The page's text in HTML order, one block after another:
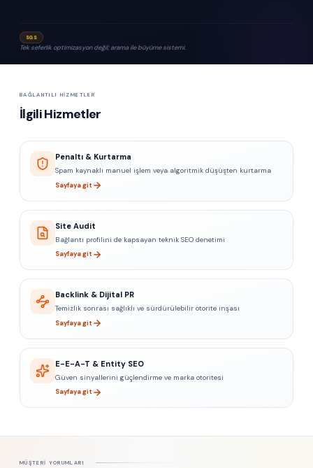
SGS
Tek seferlik optimizasyon değil; arama ile büyüme sistemi.
BAĞLANTILI HIZMETLER
İlgili Hizmetler
Penaltı & Kurtarma
Spam kaynaklı manuel işlem veya algoritmik düşüşten kurtarma
Sayfaya git
Site Audit
Bağlantı profilini de kapsayan teknik SEO denetimi
Sayfaya git
Backlink & Dijital PR
Temizlik sonrası sağlıklı ve sürdürülebilir otorite inşası
Sayfaya git
E-E-A-T & Entity SEO
Güven sinyallerini güçlendirme ve marka otoritesi
Sayfaya git
MÜŞTERI YORUMLARI